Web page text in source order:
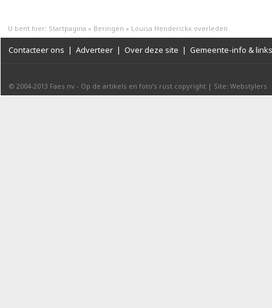
U bent hier: Startpagina » Beringen » Louisa Henderickx overleden
Contacteer ons | Adverteer | Over deze site | Gemeente-info & links
© 2004-2013 Faes nv - Op de artikels en foto’s rust copyright | Site: Webstylers